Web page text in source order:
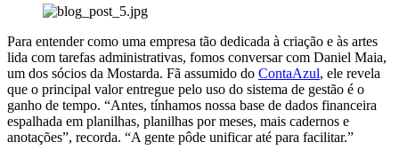
Para entender como uma empresa tão dedicada à criação e às artes
lida com tarefas administrativas, fomos conversar com Daniel Maia,
um dos sócios da Mostarda. Fã assumido do ContaAzul, ele revela
que o principal valor entregue pelo uso do sistema de gestão é o
ganho de tempo. “Antes, tínhamos nossa base de dados financeira
espalhada em planilhas, planilhas por meses, mais cadernos e
anotações”, recorda. “A gente pôde unificar até para facilitar.”